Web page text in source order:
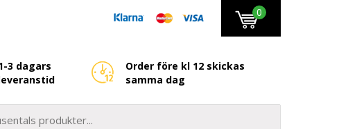
0
3 dagars
Order före kl 12 skickas
samma dag